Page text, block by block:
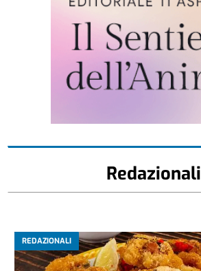
Redazionali
REDAZIONALI